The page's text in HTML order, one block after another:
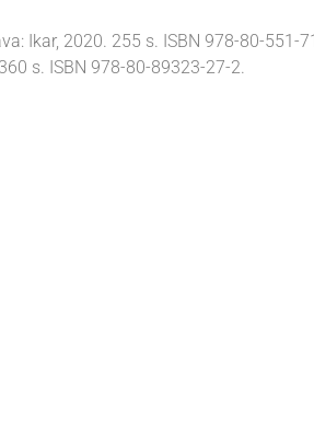
Ikar, 2020. 255 s. ISBN 978-80-551-
s. ISBN 978-80-89323-27-2.